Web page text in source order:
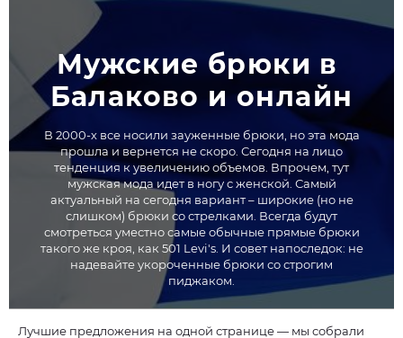
Мужские брюки в
Балаково и онлайн
В 2000-х все носили зауженные брюки, но эта мода
прошла и вернется не скоро. Сегодня на лицо
тенденция к увеличению объемов. Впрочем, тут
мужская мода идет в ногу с женской. Самый
актуальный на сегодня вариант – широкие (но не
слишком) брюки со стрелками. Всегда будут
смотреться уместно самые обычные прямые брюки
такого же кроя, как 501 Levi's. И совет напоследок: не
надевайте укороченные брюки со строгим
пиджаком.
Лучшие предложения на одной странице — мы собрали